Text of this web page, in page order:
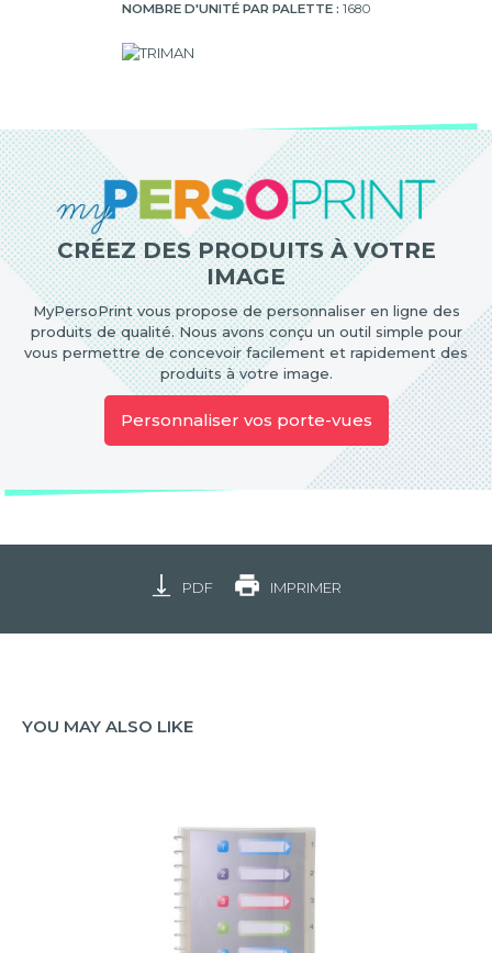
NOMBRE D'UNITÉ PAR PALETTE : 1680
CRÉEZ DES PRODUITS À VOTRE
IMAGE
MyPersoPrint vous propose de personnaliser en ligne des
produits de qualité. Nous avons conçu un outil simple pour
vous permettre de concevoir facilement et rapidement des
produits à votre image.
Personnaliser vos porte-vues
PDF IMPRIMER
YOU MAY ALSO LIKE